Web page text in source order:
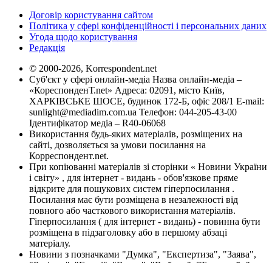
Договір користування сайтом
Політика у сфері конфіденційності і персональних даних
Угода щодо користування
Редакція
© 2000-2026, Korrespondent.net
Суб'єкт у сфері онлайн-медіа Назва онлайн-медіа –
«КореспонденТ.net» Адреса: 02091, місто Київ,
ХАРКІВСЬКЕ ШОСЕ, будинок 172-Б, офіс 208/1 E-mail:
sunlight@mediadim.com.ua Телефон: 044-205-43-00
Ідентифікатор медіа – R40-06068
Використання будь-яких матеріалів, розміщених на
сайті, дозволяється за умови посилання на
Корреспондент.net.
При копіюванні матеріалів зі сторінки « Новини України
і світу» , для інтернет - видань - обов'язкове пряме
відкрите для пошукових систем гіперпосилання .
Посилання має бути розміщена в незалежності від
повного або часткового використання матеріалів.
Гіперпосилання ( для інтернет - видань) - повинна бути
розміщена в підзаголовку або в першому абзаці
матеріалу.
Новини з позначками "Думка", "Експертиза", "Заява",